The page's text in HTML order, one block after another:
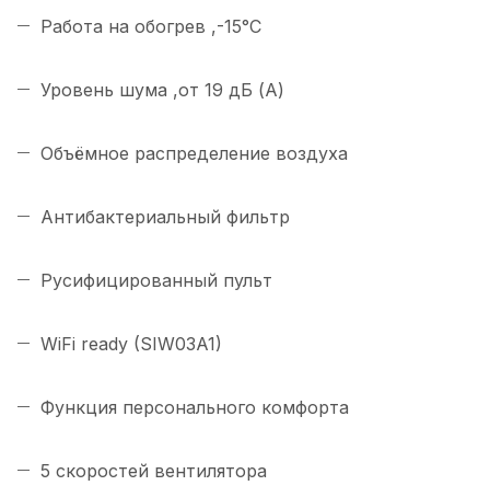
Работа на обогрев ,-15°С
Уровень шума ,от 19 дБ (А)
Объёмное распределение воздуха
Антибактериальный фильтр
Русифицированный пульт
WiFi ready (SIW03A1)
Функция персонального комфорта
5 скоростей вентилятора